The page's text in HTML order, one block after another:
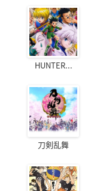
HUNTER...
刀剣乱舞